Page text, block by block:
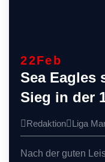
22Feb
Sea Eagles
Sieg in der
Redaktion Liga
Nach der guten